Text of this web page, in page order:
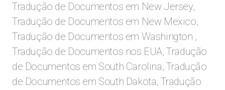
Tradução de Documentos em New Jersey,
Tradução de Documentos em New Mexico,
Tradução de Documentos em Washington ,
Tradução de Documentos nos EUA, Tradução
de Documentos em South Carolina, Tradução
de Documentos em South Dakota, Tradução